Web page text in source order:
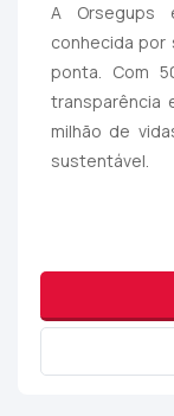
A Orsegups
conhecida por
ponta. Com
transparência
milhão de
sustentável.